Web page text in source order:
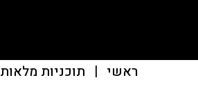
ראשי | תוכניות מלאות